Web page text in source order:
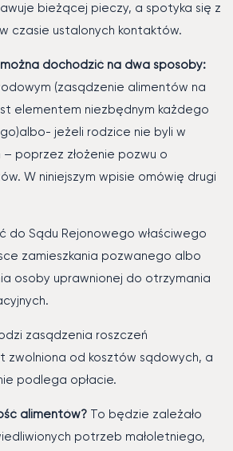
bieżącej pieczy, a spotyka się z
czasie ustalonych kontaktów.
dochodzić na dwa sposoby:
(zasądzenie alimentów na
elementem niezbędnym każdego
jeżeli rodzice nie byli w
– poprzez złożenie pozwu o
W niniejszym wpisie omówię drugi
do Sądu Rejonowego właściwego
zamieszkania pozwanego albo
osoby uprawnionej do otrzymania
zasądzenia roszczeń
zwolniona od kosztów sądowych, a
podlega opłacie.
alimentów? To będzie zależało
potrzeb małoletniego,